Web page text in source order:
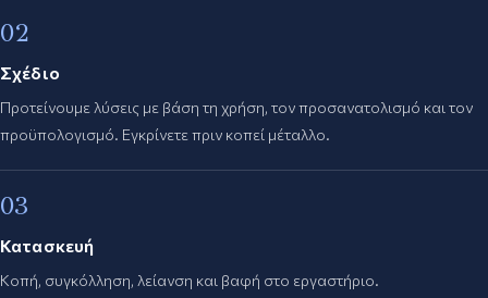
02
Σχέδιο
Προτείνουμε λύσεις με βάση τη χρήση, τον προσανατολισμό και τον
προϋπολογισμό. Εγκρίνετε πριν κοπεί μέταλλο.
03
Κατασκευή
Κοπή, συγκόλληση, λείανση και βαφή στο εργαστήριο.